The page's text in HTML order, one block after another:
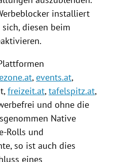
installiert
diesen beim
, events.at,
freizeit.at, tafelspitz.at,
und ohne die
Native
Rolls und
so ist auch dies
eines